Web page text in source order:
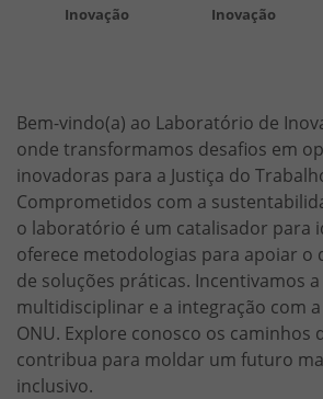
Inovação
Inovação
HTML
Bem-vindo(a) ao Laboratório de
onde transformamos desafios em
inovadoras para a Justiça do
Comprometidos com a
o laboratório é um catalisador para
oferece metodologias para apoiar o
de soluções práticas. Incentivamos
multidisciplinar e a integração com a
ONU. Explore conosco os caminhos
contribua para moldar um futuro
inclusivo.